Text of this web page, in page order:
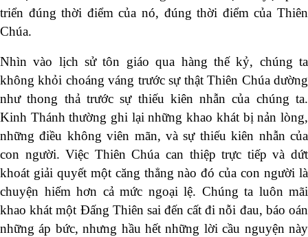
triển đúng thời điểm của nó, đúng thời điểm của Thiên
Chúa.
Nhìn vào lịch sử tôn giáo qua hàng thế kỷ, chúng ta
không khỏi choáng váng trước sự thật Thiên Chúa dường
như thong thả trước sự thiếu kiên nhẫn của chúng ta.
Kinh Thánh thường ghi lại những khao khát bị nản lòng,
những điều không viên mãn, và sự thiếu kiên nhẫn của
con người. Việc Thiên Chúa can thiệp trực tiếp và dứt
khoát giải quyết một căng thẳng nào đó của con người là
chuyện hiếm hơn cả mức ngoại lệ. Chúng ta luôn mãi
khao khát một Đấng Thiên sai đến cất đi nỗi đau, báo oán
những áp bức, nhưng hầu hết những lời cầu nguyện này